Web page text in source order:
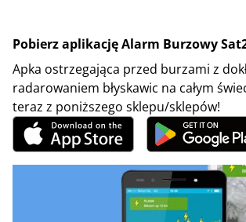
Pobierz aplikację Alarm Burzowy
Apka ostrzegająca przed burzami z
radarowaniem błyskawic na całym
teraz z poniższego sklepu/sklepów!